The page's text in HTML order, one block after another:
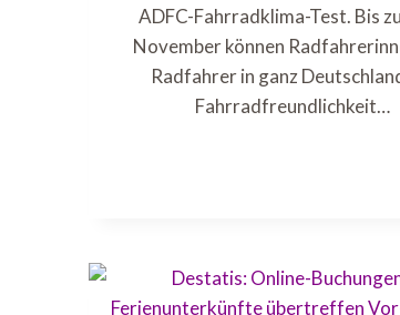
ADFC-Fahrradklima-Test. Bis
November können
Radfahrer in ganz
Fahrradfreundlichkeit…